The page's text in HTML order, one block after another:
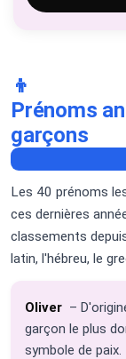
👦
Prénoms
garçons
Les 40 prénoms
ces dernières
classements
latin, l'hébreu, le
Oliver –
garçon le plus
symbole de paix.